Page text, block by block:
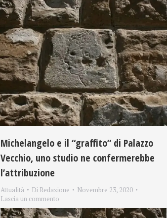
Michelangelo e il “graffito” di Palazzo
Vecchio, uno studio ne confermerebbe
l’attribuzione
Attualità Di Redazione
Novembre 23, 2020
Lascia un commento